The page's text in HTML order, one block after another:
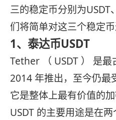
三的稳定币分别为USDT
们将简单对这三个稳定币
1、泰达币USDT
Tether （ USDT ） 是
2014 年推出，至今仍最
它是整体上最有价值的加
USDT 的主要用途是在